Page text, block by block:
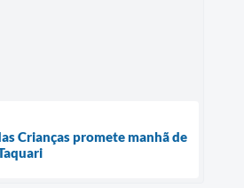
Crianças promete manhã de